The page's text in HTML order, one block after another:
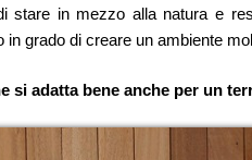
stare in mezzo alla natura e
grado di creare un ambiente
si adatta bene anche per un